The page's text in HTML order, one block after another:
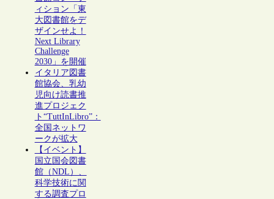
ィション「東
大図書館をデ
ザインせよ！
Next Library
Challenge
2030」を開催
イタリア図書
館協会、乳幼
児向け読書推
進プロジェク
ト“TuttInLibro”：
全国ネットワ
ークが拡大
【イベント】
国立国会図書
館（NDL）、
科学技術に関
する調査プロ